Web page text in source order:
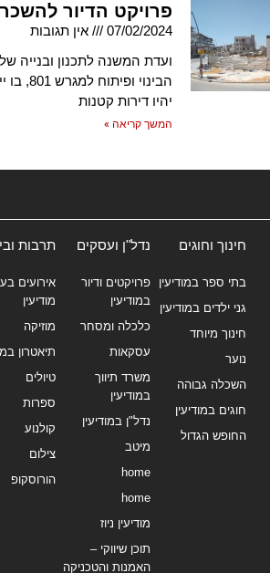
פרויקט הדיור
07/02/2024
אין תגובות
ועדת המשנה לתכנון ובנייה
יהיו דירות קטנות
המשך קריאה »
חינוך וחוגים
בתי ספר במודיעין
גני ילדים במודיעין
חינוך מיוחד
נוער
השכלה גבוהה
חוגים במודיעין
החופש הגדול
נדל"ן ועסקים
פרויקטים ודיור
במודיעין
כלכלה ומסחר
עסקאות
משרד תיווך
במודיעין
נדל"ן במודיעין
מיטב
home
home
מודיעין ניוז
תוכן שיווקי –
האמנות והטכניקה
תרבות
אירועים
מודיעין
מוזיקה
תיאטרון
טיולים
ספרות
קולנוע
צילום
הורוסקופ